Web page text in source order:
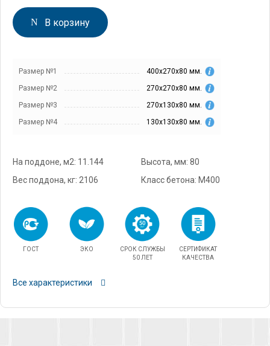
В корзину
Размер №1
400х270х80 мм.
Размер №2
270х270х80 мм.
Размер №3
270х130х80 мм.
Размер №4
130х130х80 мм.
На поддоне, м2: 11.144
Высота, мм: 80
Вес поддона, кг: 2106
Класс бетона: М400
ГОСТ ЭКО
СРОК СЛУЖБЫ
50 ЛЕТ
СЕРТИФИКАТ
КАЧЕСТВА
Все характеристики